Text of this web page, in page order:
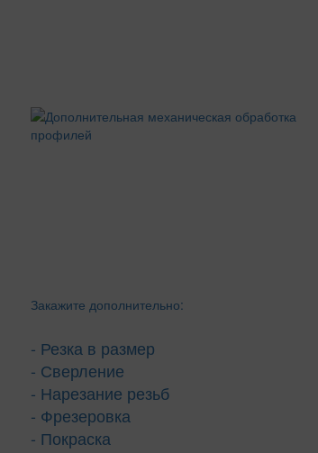
Закажите дополнительно:
- Резка в размер
- Сверление
- Нарезание резьб
- Фрезеровка
- Покраска